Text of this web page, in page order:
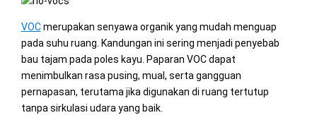
VOCmerupakan senyawa organik yang mudah menguap
pada suhu ruang. Kandungan ini sering menjadi penyebab
bau tajam pada poles kayu. Paparan VOC dapat
menimbulkan rasa pusing, mual, serta gangguan
pernapasan, terutama jika digunakan di ruang tertutup
tanpa sirkulasi udara yang baik.